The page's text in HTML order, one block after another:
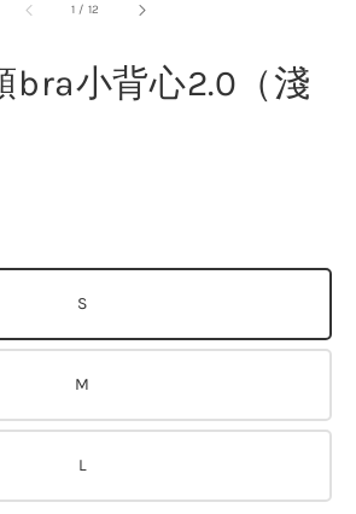
1 / 12
bra小背心2.0（淺
S
M
L